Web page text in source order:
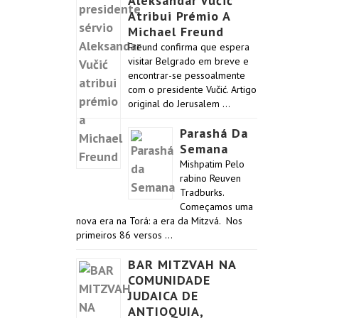
Atribui Prémio A
Michael Freund
Freund confirma que espera
visitar Belgrado em breve e
encontrar-se pessoalmente
com o presidente Vučić. Artigo
original do Jerusalem …
Parashá Da
Semana
Mishpatim Pelo
rabino Reuven
Tradburks.
Começamos uma
nova era na Torá: a era da Mitzvá. Nos
primeiros 86 versos …
BAR MITZVAH NA
COMUNIDADE
JUDAICA DE
ANTIOQUIA,